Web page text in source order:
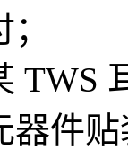
TWS
器件